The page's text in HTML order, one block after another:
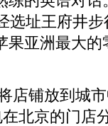
选址王府井
果亚洲最大
铺放到城
北京的门店